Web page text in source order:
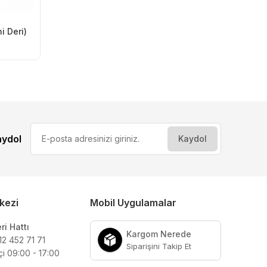
Deri)
Hattı
452 71 71
09:00 - 17:00
Mobil Uygulamalar
Kargom Nerede
Siparişini Takip Et